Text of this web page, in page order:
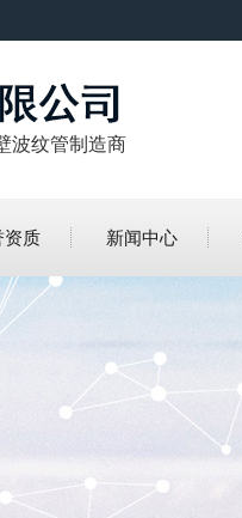
波纹管制造商
资质 新闻中心